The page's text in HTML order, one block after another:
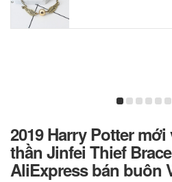
2019 Harry Potter
thần Jinfei Thief
AliExpress bán buôn